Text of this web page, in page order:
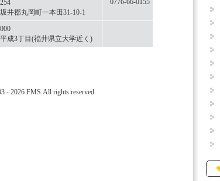
井郡丸岡町一本田31-10-1
0776-66-0155
成3丁目(福井県立大学近く)
- 2026 FMS.All rights reserved.